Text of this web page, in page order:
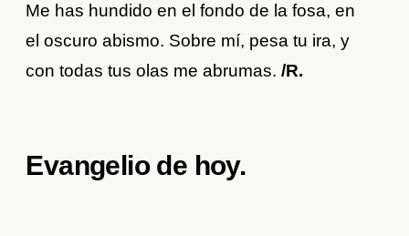
Me has hundido en el fondo de la fosa, en
el oscuro abismo. Sobre mí, pesa tu ira, y
con todas tus olas me abrumas. /R.
Evangelio de hoy.